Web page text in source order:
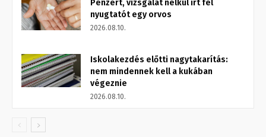
Pénzért, vizsgálat nélkül írt fel
nyugtatót egy orvos
2026.08.10.
Iskolakezdés előtti nagytakarítás:
nem mindennek kell a kukában
végeznie
2026.08.10.